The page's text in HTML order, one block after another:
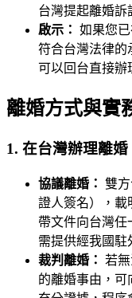
台灣提起離婚訴
啟示： 如果您
符合台灣法律的
可以回台直接辦
離婚方式與實
1. 在台灣辦理離婚
協議離婚： 雙
證人簽名），載
帶文件向台灣任
需提供經我國駐
裁判離婚： 若
的離婚事由，可